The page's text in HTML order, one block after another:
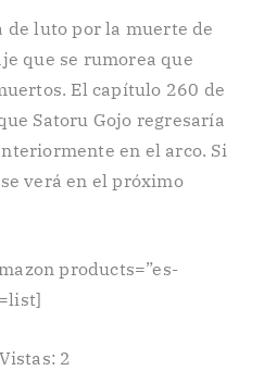
de luto por la muerte de
que se rumorea que
El capítulo 260 de
Satoru Gojo regresaría
en el arco. Si
verá en el próximo
products=”es-
Vistas: 2